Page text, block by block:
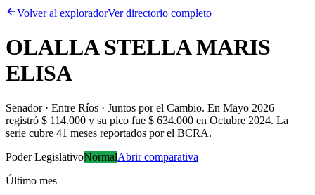
Volver al exploradorVer directorio completo
OLALLA STELLA MARIS
ELISA
Senador · Entre Ríos · Juntos por el Cambio. En Mayo 2026
registró $ 114.000 y su pico fue $ 634.000 en Octubre 2024. La
serie cubre 41 meses reportados por el BCRA.
Poder LegislativoNormalAbrir comparativa
Último mes